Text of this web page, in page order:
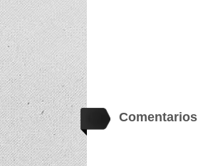
Comentarios